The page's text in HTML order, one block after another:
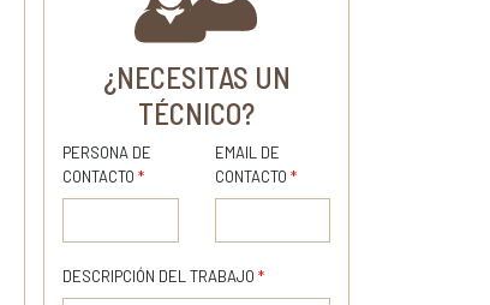
¿NECESITAS UN
TÉCNICO?
PERSONA DE
CONTACTO *
EMAIL DE
CONTACTO *
DESCRIPCIÓN DEL TRABAJO *